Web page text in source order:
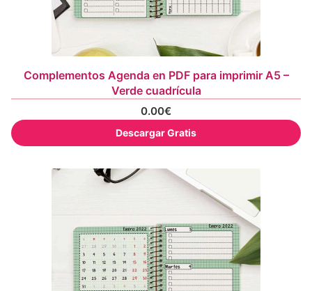
Complementos Agenda en PDF para imprimir A5 –
Verde cuadrícula
0.00€
Descargar Gratis